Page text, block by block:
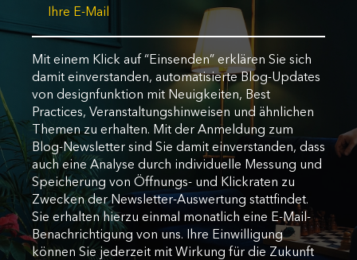
Mit einem Klick auf “Einsenden” erklären Sie sich
damit einverstanden, automatisierte Blog-Updates
von designfunktion mit Neuigkeiten, Best
Practices, Veranstaltungshinweisen und ähnlichen
Themen zu erhalten. Mit der Anmeldung zum
Blog-Newsletter sind Sie damit einverstanden, dass
auch eine Analyse durch individuelle Messung und
Speicherung von Öffnungs- und Klickraten zu
Zwecken der Newsletter-Auswertung stattfindet.
Sie erhalten hierzu einmal monatlich eine E-Mail-
Benachrichtigung von uns. Ihre Einwilligung
können Sie jederzeit mit Wirkung für die Zukunft